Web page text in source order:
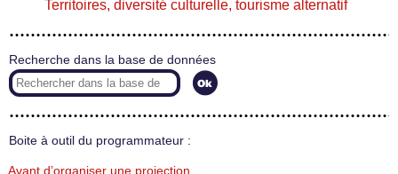
Territoires, diversité culturelle, tourisme alternatif
Recherche dans la base de données
Boite à outil du programmateur :
Avant d’organiser une projection…